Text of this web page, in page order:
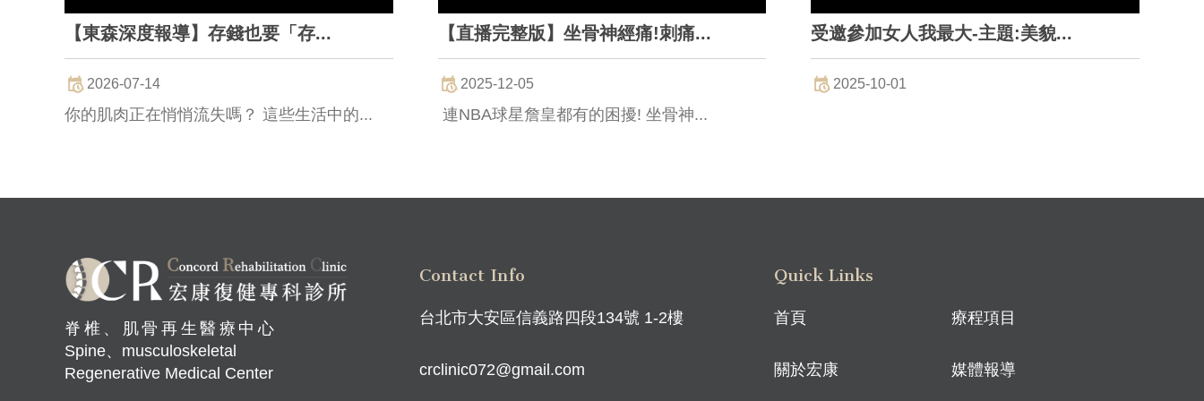
【東森深度報導】存錢也要「存...
2026-07-14
你的肌肉正在悄悄流失嗎？ 這些生活中的...
【直播完整版】坐骨神經痛!刺痛...
2025-12-05
連NBA球星詹皇都有的困擾! 坐骨神...
受邀參加女人我最大-主題:美貌...
2025-10-01
脊椎、肌骨再生醫療中心
Spine、musculoskeletal
Regenerative Medical Center
Contact Info
台北市大安區信義路四段134號 1-2樓
crclinic072@gmail.com
Quick Links
首頁
關於宏康
療程項目
媒體報導